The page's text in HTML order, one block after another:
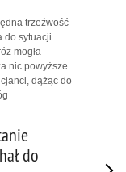
trzeźwość
do sytuacji
mogła
nic powyższe
dążąc do
do